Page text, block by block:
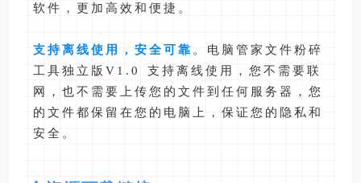
软件，更加高效和便捷。
支持离线使用，安全可靠 。电脑管家文件粉碎
工具独立版V1.0 支持离线使用，您不需要联
网，也不需要上传您的文件到任何服务器，您
的文件都保留在您的电脑上，保证您的隐私和
安全。